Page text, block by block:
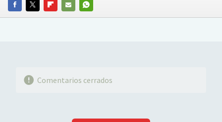
FACEBOOKTWITTERFLIPBOARD
E-
WHATSAPP
Comentarios cerrados